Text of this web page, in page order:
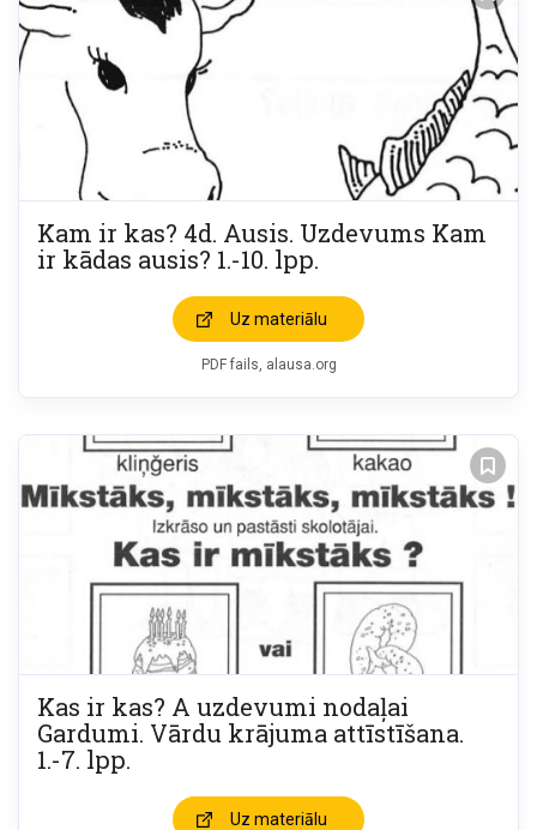
Kam ir kas? 4d. Ausis. Uzdevums Kam
ir kādas ausis? 1.-10. lpp.
Uz materiālu
PDF fails, alausa.org
Kas ir kas? A uzdevumi nodaļai
Gardumi. Vārdu krājuma attīstīšana.
1.-7. lpp.
Uz materiālu